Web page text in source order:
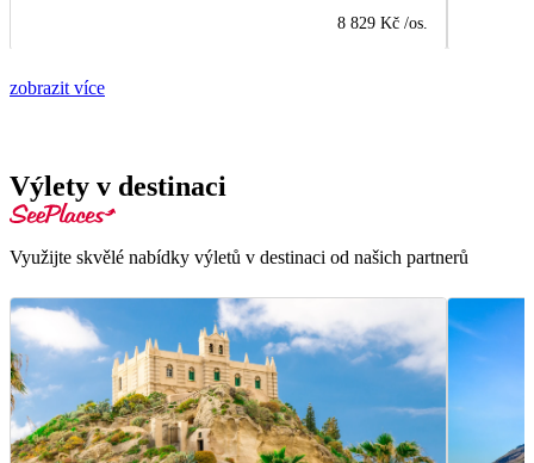
8 829 Kč /os.
zobrazit více
Výlety v destinaci
Využijte skvělé nabídky výletů v destinaci od našich partnerů